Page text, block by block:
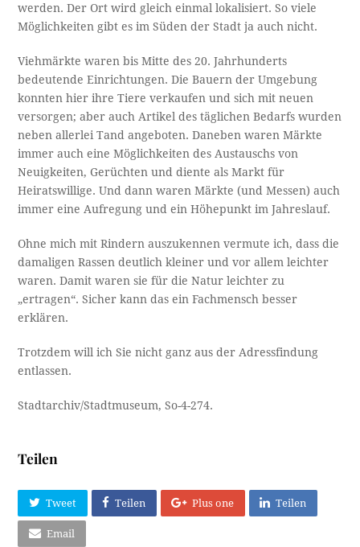
werden. Der Ort wird gleich einmal lokalisiert. So viele
Möglichkeiten gibt es im Süden der Stadt ja auch nicht.
Viehmärkte waren bis Mitte des 20. Jahrhunderts
bedeutende Einrichtungen. Die Bauern der Umgebung
konnten hier ihre Tiere verkaufen und sich mit neuen
versorgen; aber auch Artikel des täglichen Bedarfs wurden
neben allerlei Tand angeboten. Daneben waren Märkte
immer auch eine Möglichkeiten des Austauschs von
Neuigkeiten, Gerüchten und diente als Markt für
Heiratswillige. Und dann waren Märkte (und Messen) auch
immer eine Aufregung und ein Höhepunkt im Jahreslauf.
Ohne mich mit Rindern auszukennen vermute ich, dass die
damaligen Rassen deutlich kleiner und vor allem leichter
waren. Damit waren sie für die Natur leichter zu
„ertragen“. Sicher kann das ein Fachmensch besser
erklären.
Trotzdem will ich Sie nicht ganz aus der Adressfindung
entlassen.
Stadtarchiv/Stadtmuseum, So-4-274.
Teilen
Tweet Teilen Plus one Teilen
Email